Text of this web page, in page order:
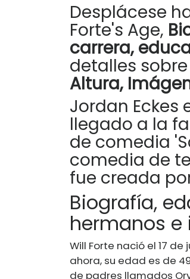
Desplácese
Forte's Age,
carrera,
detalles sobre
Altura,
Jordan Eckes
llegado a la
de comedia
comedia de
fue creada
Biografía,
hermanos e
Will Forte nació el 17
ahora, su edad es de
de padres llamados